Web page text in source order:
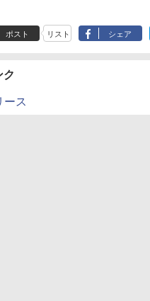
ポスト リスト シェア
ク
ース